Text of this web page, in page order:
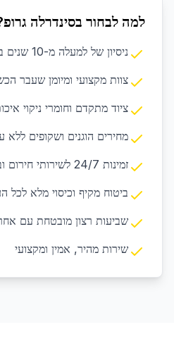
למה לבחור בסינדרלה
ניסיון של למעלה מ-10 שנים בתחום הניקיון המקצועי
צוות מקצועי ומיומן שעבר
ציוד מתקדם וחומרי ניקוי
מחירים הוגנים ושקופים ללא
זמינות 24/7 לשירותי חירום ובקשות דחופות
ביטוח מקיף וכיסוי מלא לכל
שביעות רצון מובטחת עם
שירות מהיר, אמין ומקצועי